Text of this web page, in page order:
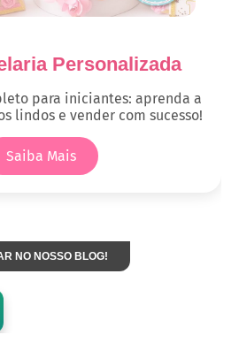
Personalizada
para iniciantes: aprenda a
lindos e vender com sucesso!
Saiba Mais
NO NOSSO BLOG!